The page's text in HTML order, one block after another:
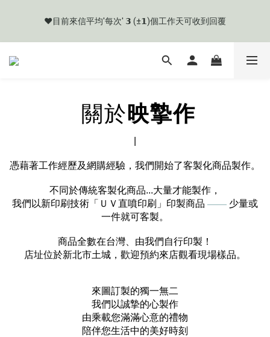
知。
❤️目前來信平均'每次' 𝟯 (±𝟭)個工作天可收到回覆
🧡目前商品製作天數約 𝟳 ~ 𝟭𝟮 個工作天起
知。
關於映摯作
憑藉著工作經歷及網購經驗，我們開始了客製化商品製作。
不同於傳統客製化商品...大量才能製作，
我們以新印刷技術「ＵＶ直噴印刷」印製商品 —— 少量或
一件就可客製。
商品全數在台灣、由我們自行印製！
店址位於新北市土城，歡迎預約來店觀看現場樣品。
來圖訂製的獨一無二
我們以誠摯的心製作
由乘載您滿滿心意的禮物
陪伴您生活中的美好時刻